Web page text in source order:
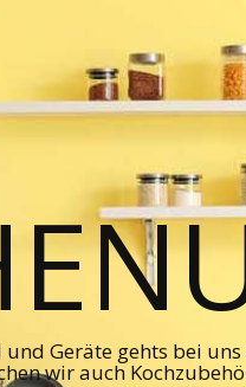
Geräte gehts bei
wir auch